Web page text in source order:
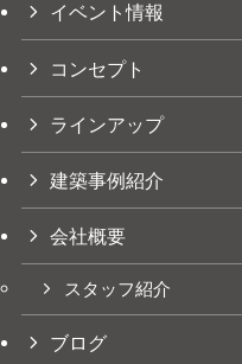
イベント情報
コンセプト
ラインアップ
建築事例紹介
会社概要
スタッフ紹介
ブログ